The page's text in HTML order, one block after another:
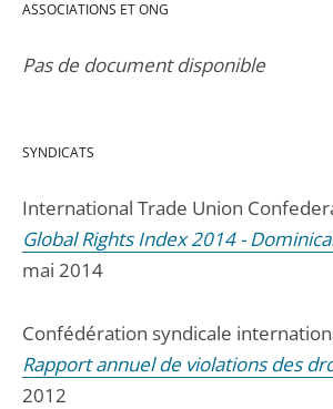
ASSOCIATIONS ET ONG
Pas de document disponible
SYNDICATS
International Trade Union
Global Rights Index 2014 -
mai 2014
Confédération syndicale
Rapport annuel de violations des
2012